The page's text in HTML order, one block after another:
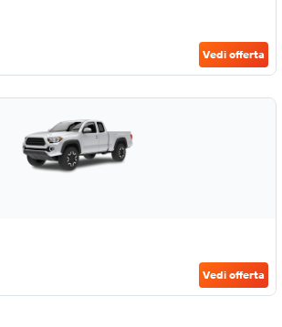
Vedi offerta
Vedi offerta